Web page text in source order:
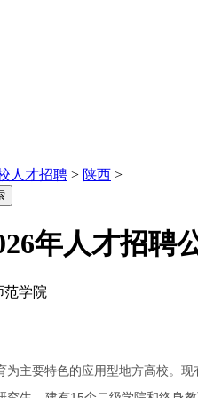
人才招聘 > 陕西 >
年人才招聘
范学院
为主要特色的应用型地方高校。